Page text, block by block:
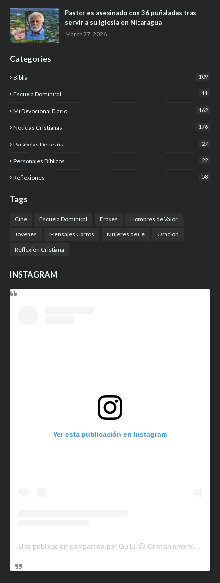
Pastor es asesinado con 36 puñaladas tras
servir a su iglesia en Nicaragua
March 27, 2026
Categories
Biblia 109
Escuela Dominical 11
Mi Devocional Diario 162
Noticias Cristianas 176
Parábolas De Jesús 27
Personajes Bíblicos 22
Reflexiones 58
Tags
Cine Escuela Dominical Frases Hombres de Valor
Jóvenes Mensajes Cortos Mujeres de Fe Oración
Reflexión Cristiana
INSTAGRAM
Ver esta publicación en Instagram
Una publicación compartida por Guilui 😉 Cristianismo Viral (@guiluiviral)